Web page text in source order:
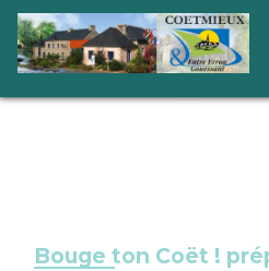
Bouge ton Coët !